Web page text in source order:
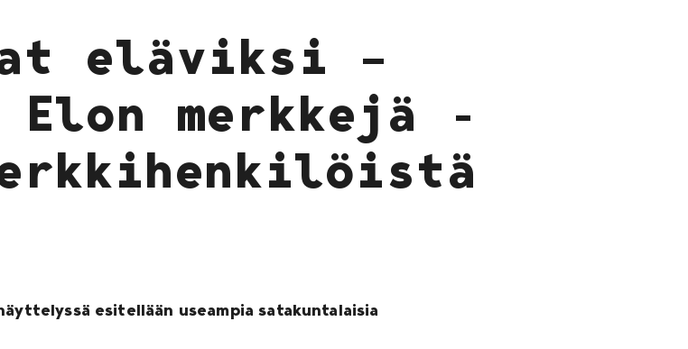
eläviksi –
Elon merkkejä -
esitellään useampia satakuntalaisia